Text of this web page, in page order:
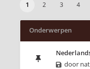
1 2 3 4
Onderwerpen
door